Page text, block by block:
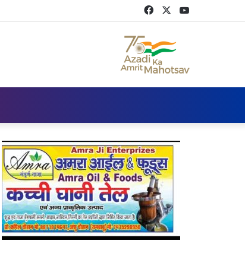
Twitter
Facebook